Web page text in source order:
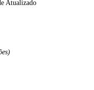
Atualizado